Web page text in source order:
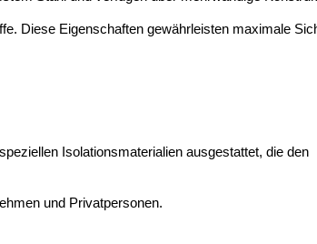
Diese Eigenschaften gewährleisten maximale
Isolationsmaterialien ausgestattet, die den
und Privatpersonen.